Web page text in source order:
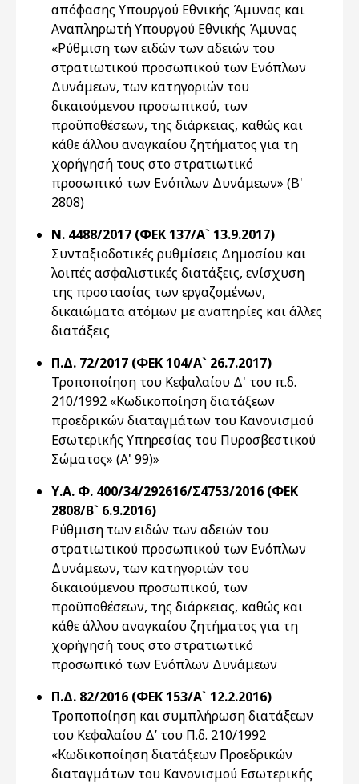
απόφασης Υπουργού Εθνικής Άμυνας και
Αναπληρωτή Υπουργού Εθνικής Άμυνας
«Ρύθμιση των ειδών των αδειών του
στρατιωτικού προσωπικού των Ενόπλων
Δυνάμεων, των κατηγοριών του
δικαιούμενου προσωπικού, των
προϋποθέσεων, της διάρκειας, καθώς και
κάθε άλλου αναγκαίου ζητήματος για τη
χορήγησή τους στο στρατιωτικό
προσωπικό των Ενόπλων Δυνάμεων» (Β'
2808)
Ν. 4488/2017 (ΦΕΚ 137/Α` 13.9.2017)
Συνταξιοδοτικές ρυθμίσεις Δημοσίου και
λοιπές ασφαλιστικές διατάξεις, ενίσχυση
της προστασίας των εργαζομένων,
δικαιώματα ατόμων με αναπηρίες και άλλες
διατάξεις
Π.Δ. 72/2017 (ΦΕΚ 104/Α` 26.7.2017)
Τροποποίηση του Κεφαλαίου Δ' του π.δ.
210/1992 «Κωδικοποίηση διατάξεων
προεδρικών διαταγμάτων του Κανονισμού
Εσωτερικής Υπηρεσίας του Πυροσβεστικού
Σώματος» (Α' 99)»
Υ.Α. Φ. 400/34/292616/Σ4753/2016 (ΦΕΚ
2808/Β` 6.9.2016)
Ρύθμιση των ειδών των αδειών του
στρατιωτικού προσωπικού των Ενόπλων
Δυνάμεων, των κατηγοριών του
δικαιούμενου προσωπικού, των
προϋποθέσεων, της διάρκειας, καθώς και
κάθε άλλου αναγκαίου ζητήματος για τη
χορήγησή τους στο στρατιωτικό
προσωπικό των Ενόπλων Δυνάμεων
Π.Δ. 82/2016 (ΦΕΚ 153/Α` 12.2.2016)
Τροποποίηση και συμπλήρωση διατάξεων
του Κεφαλαίου Δ’ του Π.δ. 210/1992
«Κωδικοποίηση διατάξεων Προεδρικών
διαταγμάτων του Κανονισμού Εσωτερικής